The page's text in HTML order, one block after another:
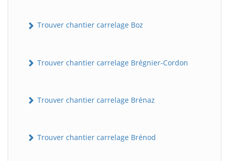
Trouver chantier carrelage Boz
Trouver chantier carrelage Brégnier-Cordon
Trouver chantier carrelage Brénaz
Trouver chantier carrelage Brénod